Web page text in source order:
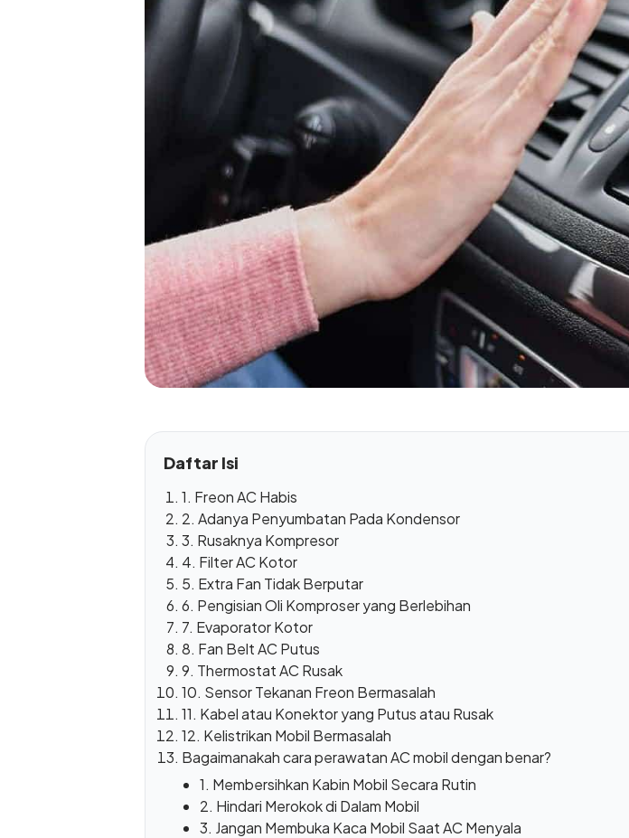
Daftar Isi
1. Freon AC Habis
2. Adanya Penyumbatan Pada Kondensor
3. Rusaknya Kompresor
4. Filter AC Kotor
5. Extra Fan Tidak Berputar
6. Pengisian Oli Komproser yang Berlebihan
7. Evaporator Kotor
8. Fan Belt AC Putus
9. Thermostat AC Rusak
10. Sensor Tekanan Freon Bermasalah
11. Kabel atau Konektor yang Putus atau Rusak
12. Kelistrikan Mobil Bermasalah
Bagaimanakah cara perawatan AC mobil dengan benar?
1. Membersihkan Kabin Mobil Secara Rutin
2. Hindari Merokok di Dalam Mobil
3. Jangan Membuka Kaca Mobil Saat AC Menyala